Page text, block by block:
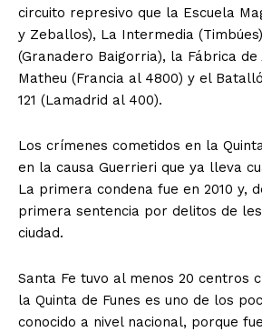
circuito represivo que la Escuela
y Zeballos), La Intermedia
(Granadero Baigorria), la Fábrica de
Matheu (Francia al 4800) y el
121 (Lamadrid al 400).
Los crímenes cometidos en la
en la causa Guerrieri que ya lleva
La primera condena fue en 2010 y,
primera sentencia por delitos de
ciudad.
Santa Fe tuvo al menos 20 centros
la Quinta de Funes es uno de los
conocido a nivel nacional, porque